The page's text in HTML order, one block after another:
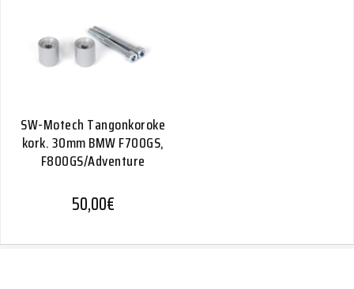
SW-Motech Tangonkoroke
kork. 30mm BMW F700GS,
F800GS/Adventure
50,00€